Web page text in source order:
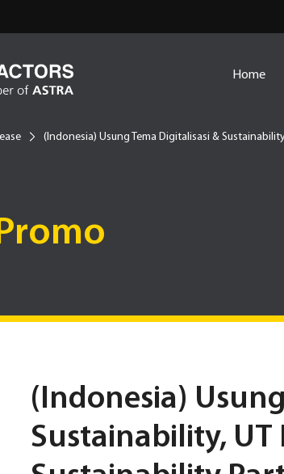
Home
(Indonesia) Usung Tema Digitalisasi &
(Indonesia)
Sustainability,